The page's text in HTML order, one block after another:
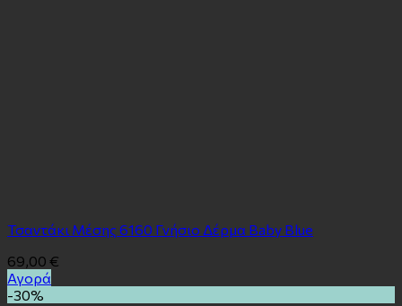
Τσαντάκι Μέσης 6160 Γνήσιο Δέρμα Baby Blue
69,00 €
Αγορά
-30%